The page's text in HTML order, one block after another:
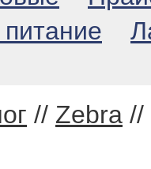
// Zebra //